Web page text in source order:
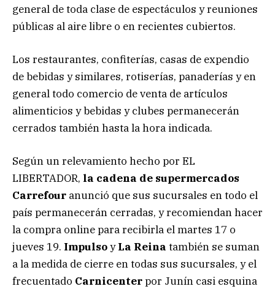
general de toda clase de espectáculos y reuniones
públicas al aire libre o en recientes cubiertos.
Los restaurantes, confiterías, casas de expendio
de bebidas y similares, rotiserías, panaderías y en
general todo comercio de venta de artículos
alimenticios y bebidas y clubes permanecerán
cerrados también hasta la hora indicada.
Según un relevamiento hecho por EL
LIBERTADOR, la cadena de supermercados
Carrefour anunció que sus sucursales en todo el
país permanecerán cerradas, y recomiendan hacer
la compra online para recibirla el martes 17 o
jueves 19. ImpulsoyLa Reina también se suman
a la medida de cierre en todas sus sucursales, y el
frecuentado Carnicenterpor Junín casi esquina